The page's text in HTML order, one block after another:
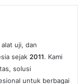
uji, dan
sejak 2011. Kami
solusi
untuk berbagai